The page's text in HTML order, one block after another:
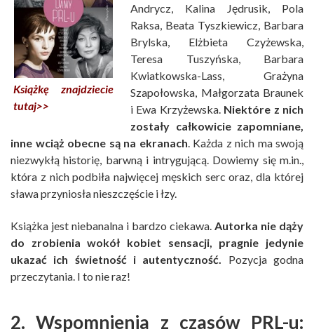
Książkę znajdziecie
tutaj>>
Andrycz, Kalina Jędrusik, Pola
Raksa, Beata Tyszkiewicz, Barbara
Brylska, Elżbieta Czyżewska,
Teresa Tuszyńska, Barbara
Kwiatkowska-Lass, Grażyna
Szapołowska, Małgorzata Braunek
i Ewa Krzyżewska. Niektóre z nich
zostały całkowicie zapomniane,
inne wciąż obecne są na ekranach . Każda z nich ma swoją
niezwykłą historię, barwną i intrygującą. Dowiemy się m.in.,
która z nich podbiła najwięcej męskich serc oraz, dla której
sława przyniosła nieszczęście i łzy.
Książka jest niebanalna i bardzo ciekawa. Autorka nie dąży
do zrobienia wokół kobiet sensacji, pragnie jedynie
ukazać ich świetność i autentyczność.
Pozycja godna
przeczytania. I to nie raz!
2. Wspomnienia z czasów PRL-u: